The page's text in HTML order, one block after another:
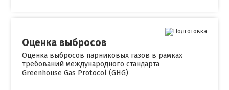
Оценка выбросов
Оценка выбросов парниковых газов в рамках
требований международного стандарта
Greenhouse Gas Protocol (GHG)